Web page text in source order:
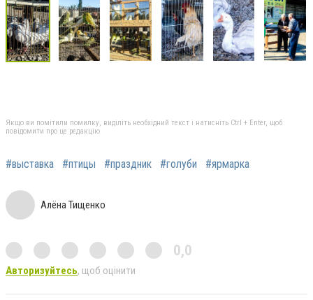
Якщо ви помітили помилку, виділіть необхідний текст і натисніть Ctrl + Enter, щоб
повідомити про це редакцію
#выставка #птицы #праздник #голуби #ярмарка
Алёна Тищенко
0,0
Авторизуйтесь, щоб оцінити